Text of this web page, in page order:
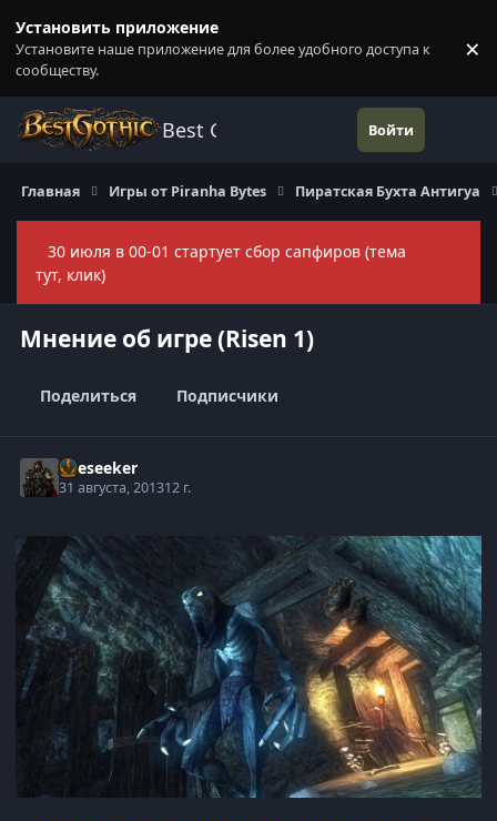
Установить приложение
Установите наше приложение для более удобного доступа к
сообществу.
×
Best Gothic Forums Войти
Главная Игры от Piranha Bytes Пиратская Бухта Антигуа
30 июля в 00-01 стартует сбор сапфиров (тема
тут, клик)
Мнение об игре (Risen 1)
Поделиться Подписчики
Oreseeker
31 августа, 201312 г.